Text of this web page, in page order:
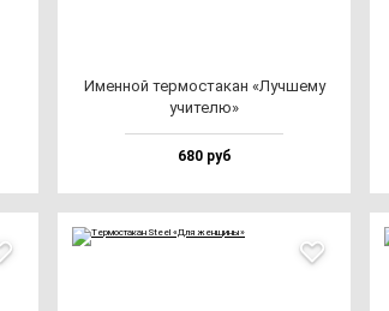
Имен­ной тер­мос­та­кан «Луч­ше­му
учи­те­лю»
680 руб